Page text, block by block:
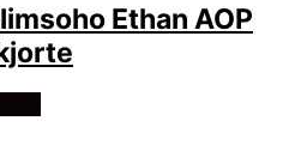
Ethan AOP